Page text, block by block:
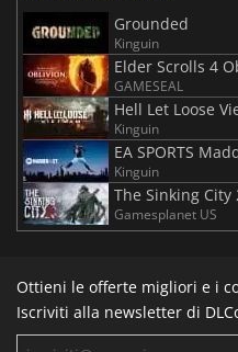
Grounded
Kinguin
Elder Scrolls 4
GAMESEAL
Hell Let Loose
Kinguin
EA SPORTS
Kinguin
The Sinking City
Gamesplanet US
Ottieni le offerte migliori e i
Iscriviti alla newsletter di